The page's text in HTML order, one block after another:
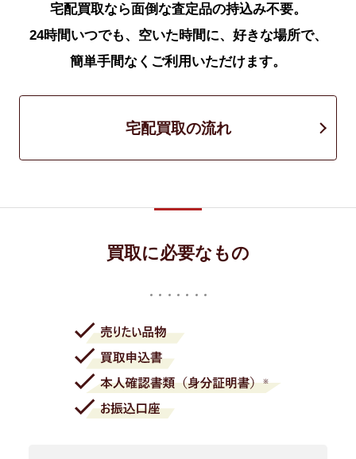
宅配買取なら面倒な査定品の持込み不要。
24時間いつでも、空いた時間に、好きな場所で、
簡単手間なくご利用いただけます。
宅配買取の流れ
買取に必要なもの